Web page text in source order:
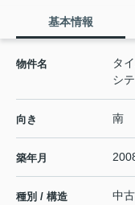
基本情報
物件名
タ
シ
向き 南
築年月
種別 / 構造 中